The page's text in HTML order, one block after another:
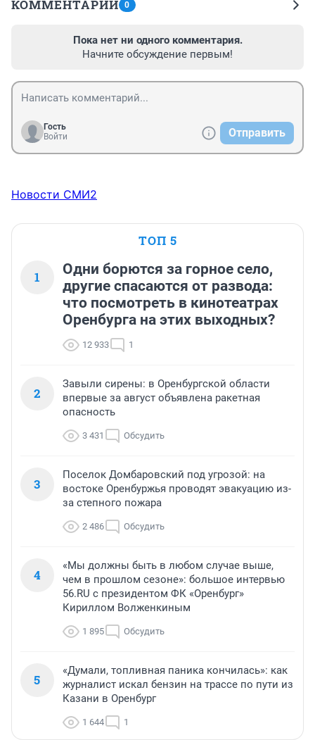
КОММЕНТАРИИ 0
Пока нет ни одного комментария.
Начните обсуждение первым!
Гость
Войти
Отправить
Новости СМИ2
ТОП 5
1
Одни борются за горное село,
другие спасаются от развода:
что посмотреть в кинотеатрах
Оренбурга на этих выходных?
12 933 1
2
Завыли сирены: в Оренбургской области
впервые за август объявлена ракетная
опасность
3 431 Обсудить
3
Поселок Домбаровский под угрозой: на
востоке Оренбуржья проводят эвакуацию из-
за степного пожара
2 486 Обсудить
4
«Мы должны быть в любом случае выше,
чем в прошлом сезоне»: большое интервью
56.RU с президентом ФК «Оренбург»
Кириллом Волженкиным
1 895 Обсудить
5
«Думали, топливная паника кончилась»: как
журналист искал бензин на трассе по пути из
Казани в Оренбург
1 644 1